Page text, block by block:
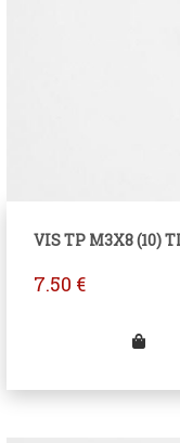
VIS TP M3X8 (10)
7.50 €